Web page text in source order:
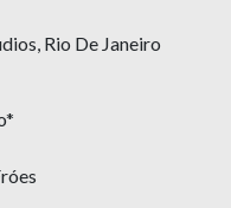
Rio De Janeiro